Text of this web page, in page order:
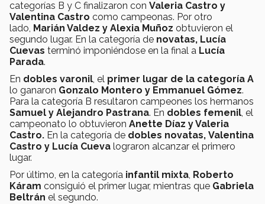
categorías B y C finalizaron con Valeria Castro y
Valentina Castro como campeonas. Por otro
lado, Marián Valdez y Alexia Muñoz obtuvieron el
segundo lugar. En la categoría de novatas, Lucía
Cuevas terminó imponiéndose en la final a Lucía
Parada.
En dobles varonil, el primer lugar de la categoría A
lo ganaron Gonzalo Montero y Emmanuel Gómez.
Para la categoría B resultaron campeones los hermanos
Samuel y Alejandro Pastrana. En dobles femenil, el
campeonato lo obtuvieron Anette Díaz y Valeria
Castro. En la categoría de dobles novatas, Valentina
Castro y Lucía Cueva lograron alcanzar el primero
lugar.
Por último, en la categoría infantil mixta, Roberto
Káram consiguió el primer lugar, mientras que Gabriela
Beltrán el segundo.